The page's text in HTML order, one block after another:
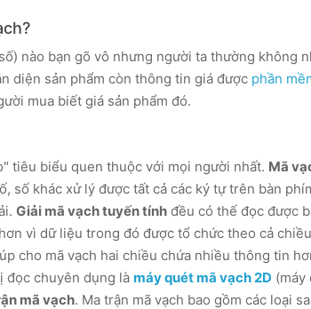
nào bạn gõ vô nhưng người ta thường không
diện sản phẩm còn thông tin giá được phần
mua biết giá sản phẩm đó.
tiêu biểu quen thuộc với mọi người nhất. Mã
số khác xử lý được tất cả các ký tự trên bàn
Giải mã vạch tuyến tínhđều có thế đọc được
vì dữ liệu trong đó được tổ chức theo cả
cho mã vạch hai chiều chứa nhiều thông tin
đọc chuyên dụng là máy quét mã vạch 2D (máy
mã vạch. Ma trận mã vạch bao gồm các loại